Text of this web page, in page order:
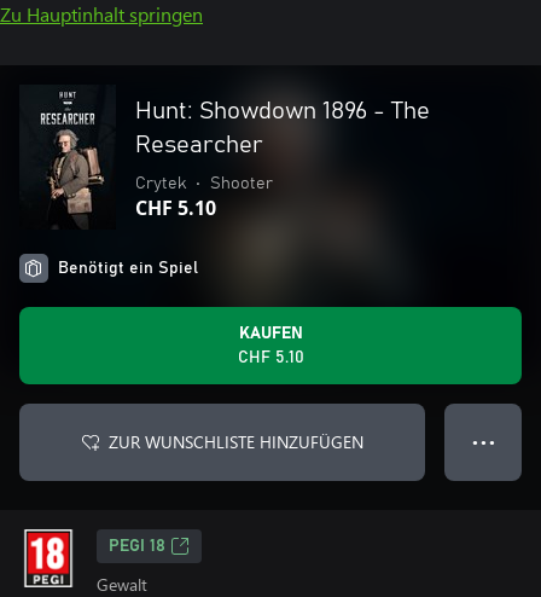
Zu Hauptinhalt springen
Hunt: Showdown 1896 - The
Researcher
Crytek • Shooter
CHF 5.10
Benötigt ein Spiel
KAUFEN
CHF 5.10
ZUR WUNSCHLISTE HINZUFÜGEN ● ● ●
PEGI 18
Gewalt